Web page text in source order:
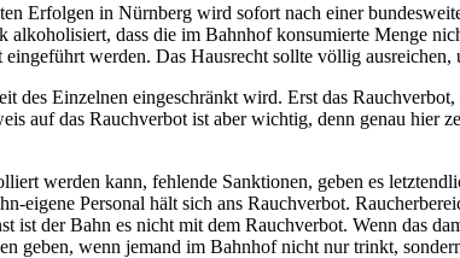
Erfolgen in Nürnberg wird sofort nach einer
dass die im Bahnhof konsumierte Menge
werden. Das Hausrecht sollte völlig ausreichen,
des Einzelnen eingeschränkt wird. Erst das
auf das Rauchverbot ist aber wichtig, denn genau hier
werden kann, fehlende Sanktionen, geben es
eigene Personal hält sich ans Rauchverbot.
ist der Bahn es nicht mit dem Rauchverbot. Wenn das
geben, wenn jemand im Bahnhof nicht nur trinkt,